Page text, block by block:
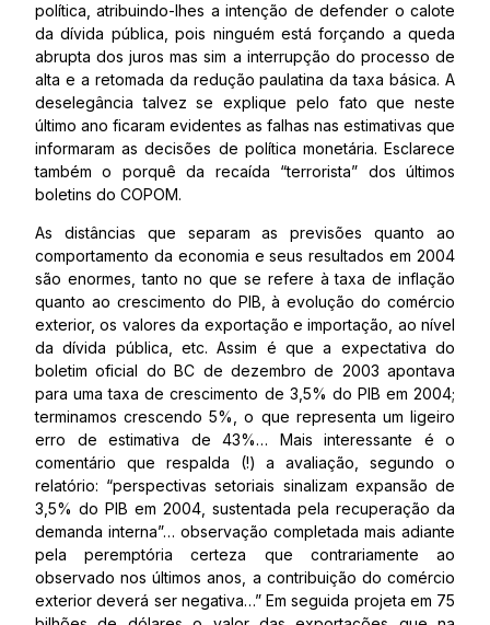
política, atribuindo-lhes a intenção de defender o calote
da dívida pública, pois ninguém está forçando a queda
abrupta dos juros mas sim a interrupção do processo de
alta e a retomada da redução paulatina da taxa básica. A
deselegância talvez se explique pelo fato que neste
último ano ficaram evidentes as falhas nas estimativas que
informaram as decisões de política monetária. Esclarece
também o porquê da recaída “terrorista” dos últimos
boletins do COPOM.
As distâncias que separam as previsões quanto ao
comportamento da economia e seus resultados em 2004
são enormes, tanto no que se refere à taxa de inflação
quanto ao crescimento do PIB, à evolução do comércio
exterior, os valores da exportação e importação, ao nível
da dívida pública, etc. Assim é que a expectativa do
boletim oficial do BC de dezembro de 2003 apontava
para uma taxa de crescimento de 3,5% do PIB em 2004;
terminamos crescendo 5%, o que representa um ligeiro
erro de estimativa de 43%… Mais interessante é o
comentário que respalda (!) a avaliação, segundo o
relatório: “perspectivas setoriais sinalizam expansão de
3,5% do PIB em 2004, sustentada pela recuperação da
demanda interna”… observação completada mais adiante
pela peremptória certeza que contrariamente ao
observado nos últimos anos, a contribuição do comércio
exterior deverá ser negativa…” Em seguida projeta em 75